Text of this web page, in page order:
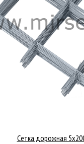
Сетка дорожная